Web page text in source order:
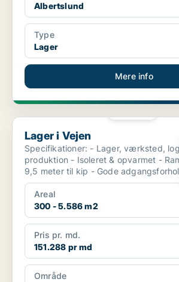
Albertslund
Type
Lager
Mere info
Lager i Vejen
Lager i Vejen
Specifikationer: - Lager, værksted,
produktion - Isoleret & opvarmet - Rampe og port -
9,5 meter til kip - Gode
Areal
300 - 5.586 m2
Pris pr. md.
151.288 pr md
Område